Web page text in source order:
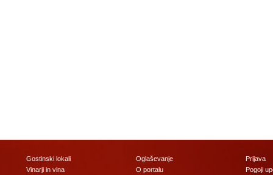
Gostinski lokali
Vinarji in vina
Oglaševanje
O portalu
Prijava
Pogoji